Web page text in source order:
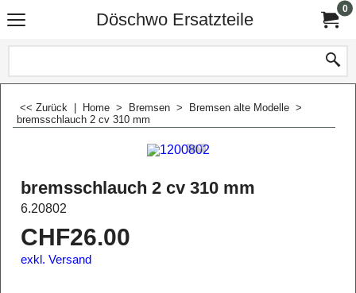
Döschwo Ersatzteile
0
<< Zurück Home > Bremsen > Bremsen alte Modelle >
bremsschlauch 2 cv 310 mm
bremsschlauch 2 cv 310 mm
6.20802
CHF26.00
exkl. Versand